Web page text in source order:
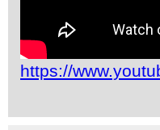
https://